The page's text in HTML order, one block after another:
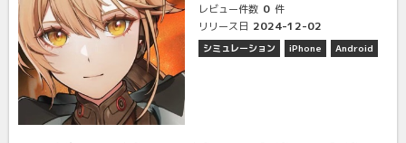
レビュー件数 0 件
リリース日 2024-12-02
シミュレーション iPhone Android